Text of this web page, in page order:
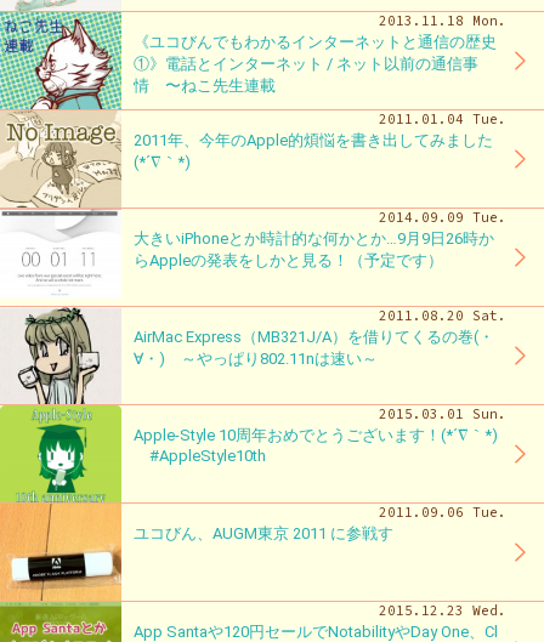
2013.11.18 Mon.
《ユコびんでもわかるインターネットと通信の歴史
①》電話とインターネット / ネット以前の通信事
情 〜ねこ先生連載
2011.01.04 Tue.
2011年、今年のApple的煩悩を書き出してみました
(*´∇｀*)
2014.09.09 Tue.
大きいiPhoneとか時計的な何かとか…9月9日26時か
らAppleの発表をしかと見る！（予定です）
2011.08.20 Sat.
AirMac Express（MB321J/A）を借りてくるの巻(・
∀・) ～やっぱり802.11nは速い～
2015.03.01 Sun.
Apple-Style 10周年おめでとうございます！(*´∇｀*)
#AppleStyle10th
2011.09.06 Tue.
ユコびん、AUGM東京 2011 に参戦す
2015.12.23 Wed.
App Santaや120円セールでNotabilityやDay One、Cl